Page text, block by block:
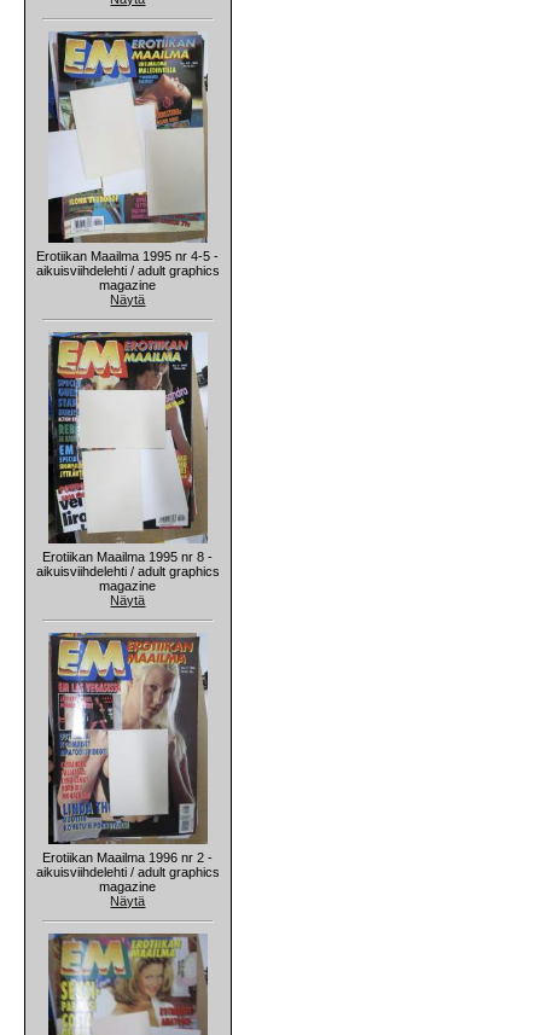
Erotiikan Maailma 1995 nr 4-5 -
aikuisviihdelehti / adult graphics
magazine
Näytä
Erotiikan Maailma 1995 nr 8 -
aikuisviihdelehti / adult graphics
magazine
Näytä
Erotiikan Maailma 1996 nr 2 -
aikuisviihdelehti / adult graphics
magazine
Näytä